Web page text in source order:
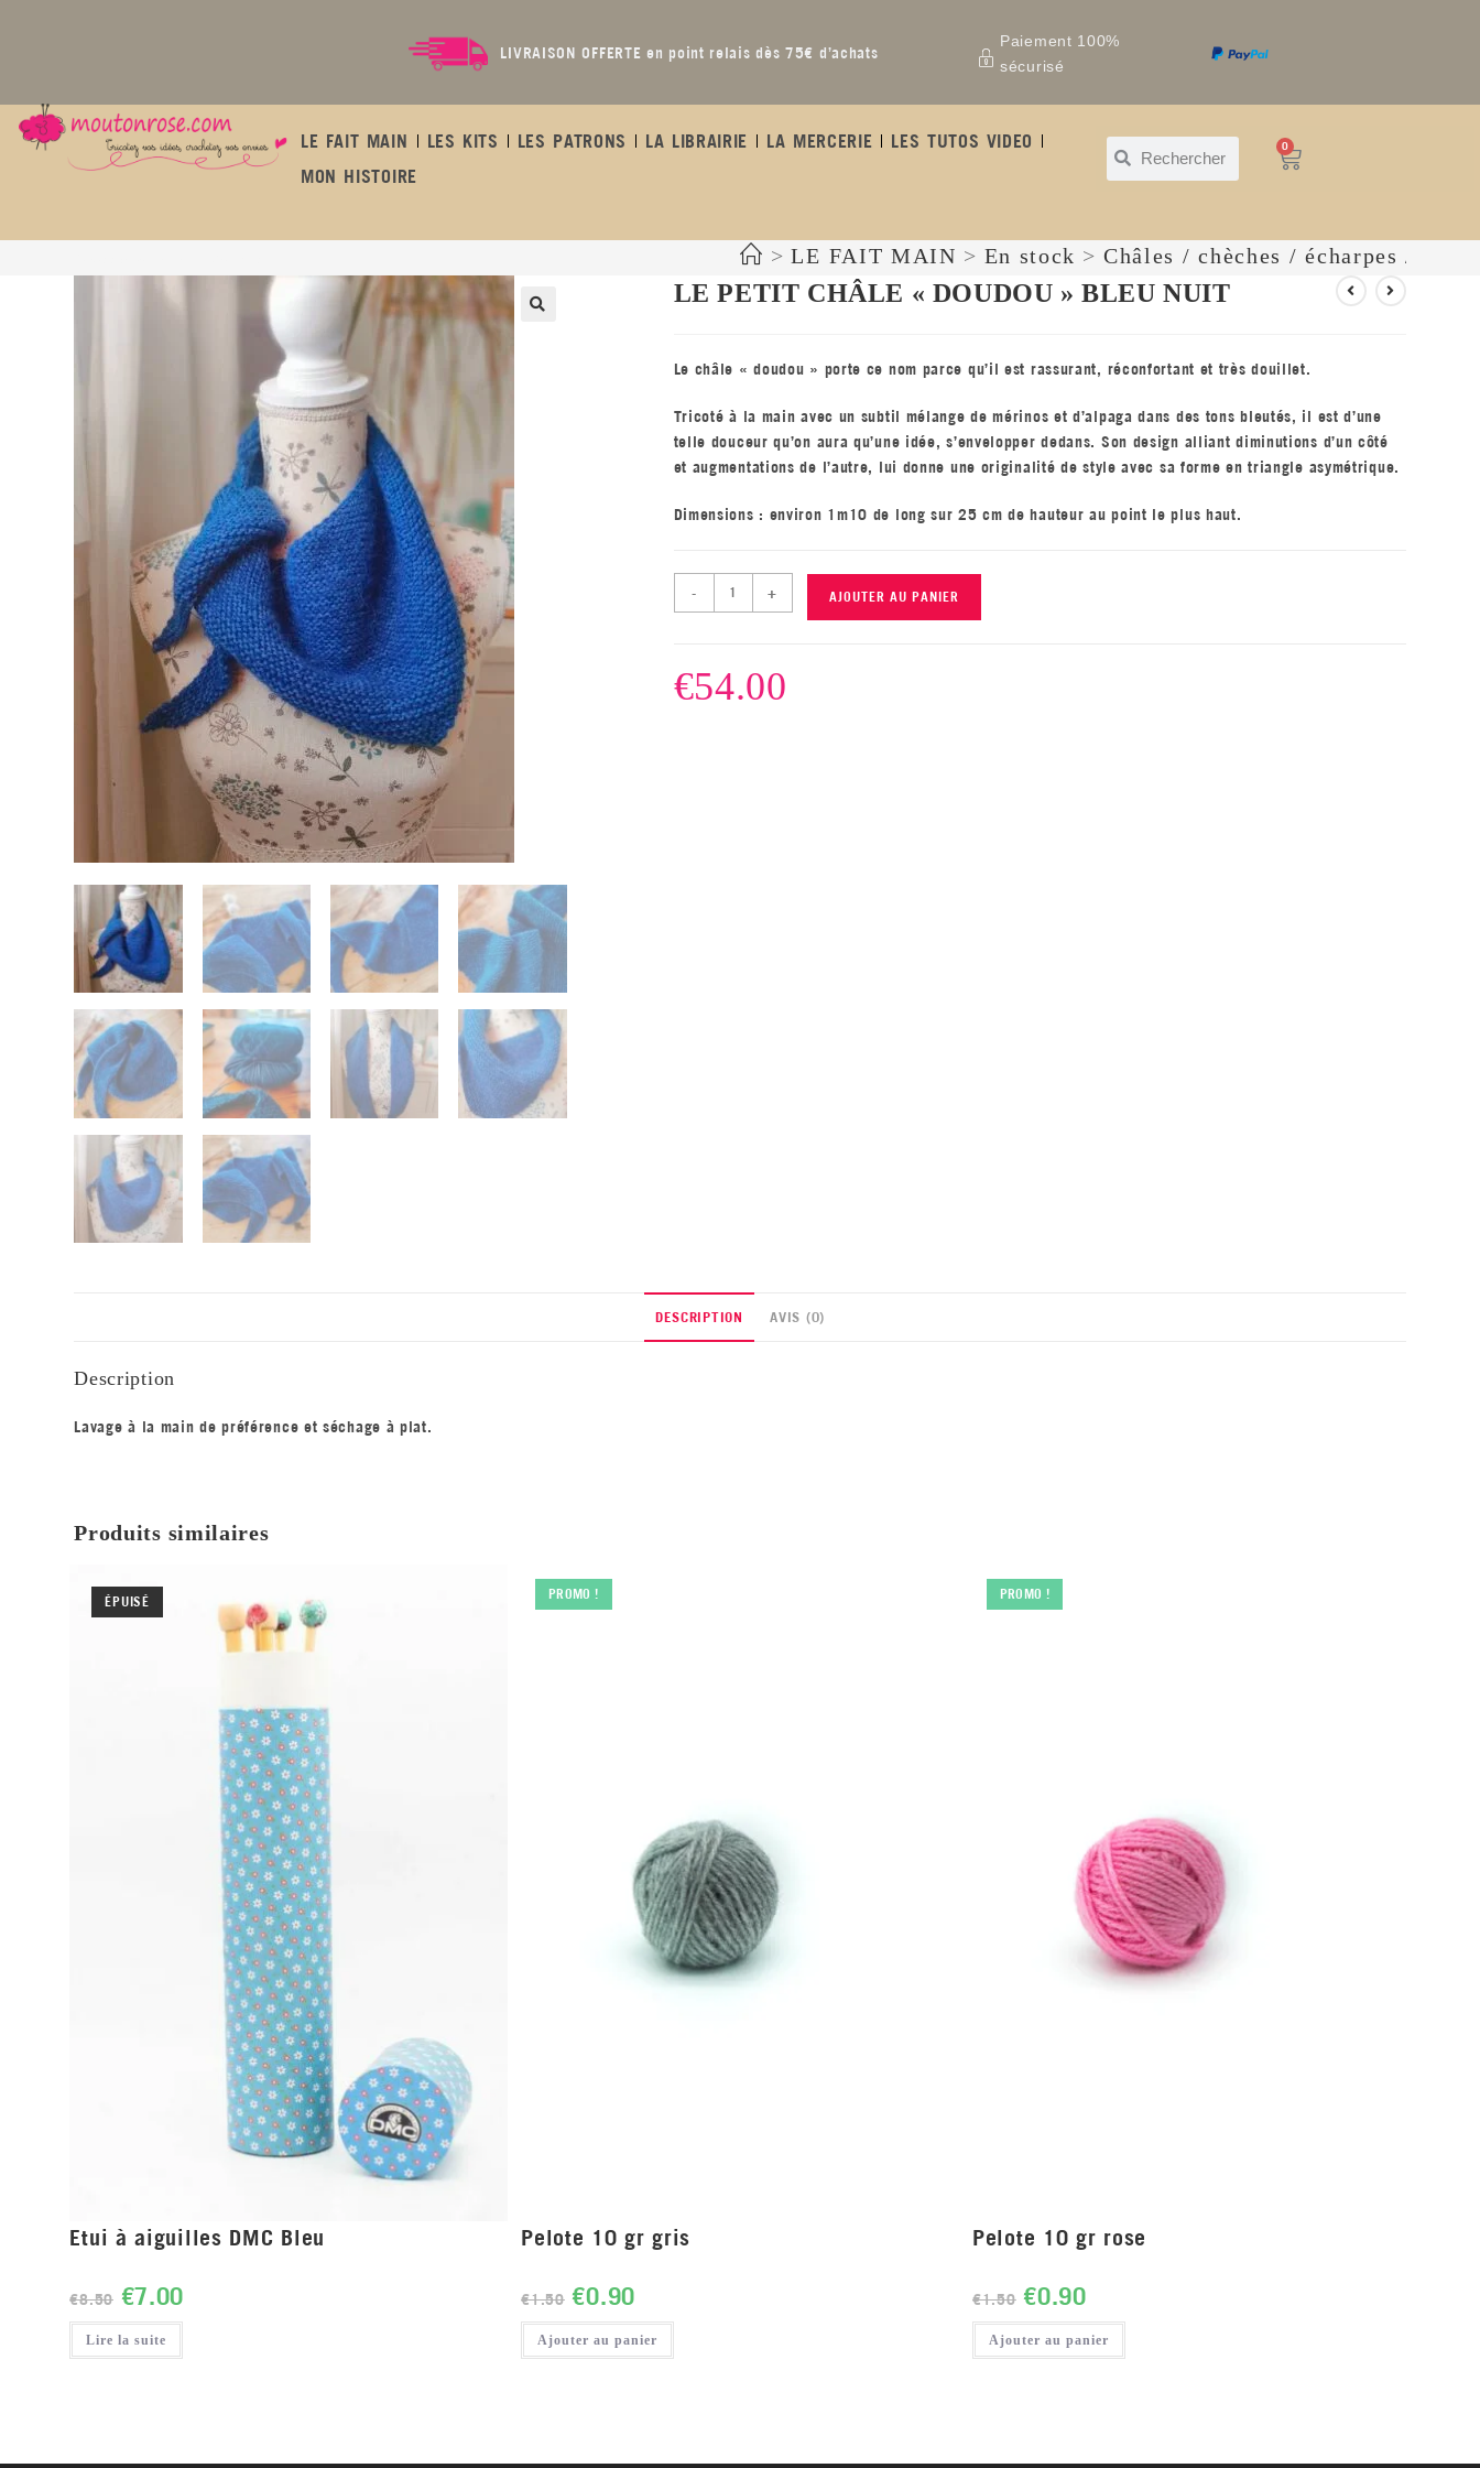
LIVRAISON OFFERTE en point relais dès 75€ d’achats
Paiement 100%
sécurisé
LE FAIT MAIN LES KITS LES PATRONS LA LIBRAIRIE LA MERCERIE
LES TUTOS VIDEO
MON HISTOIRE
0
> LE FAIT MAIN > En stock > Châles / chèches / écharpes /
LE PETIT CHÂLE « DOUDOU » BLEU NUIT
Le châle « doudou » porte ce nom parce qu’il est rassurant, réconfortant et très douillet.
Tricoté à la main avec un subtil mélange de mérinos et d’alpaga dans des tons bleutés, il est d’une
telle douceur qu’on aura qu’une idée, s’envelopper dedans. Son design alliant diminutions d’un côté
et augmentations de l’autre, lui donne une originalité de style avec sa forme en triangle asymétrique.
Dimensions : environ 1m10 de long sur 25 cm de hauteur au point le plus haut.
- + AJOUTER AU PANIER
€54.00
DESCRIPTION AVIS (0)
Description
Lavage à la main de préférence et séchage à plat.
Produits similaires
ÉPUISÉ
Etui à aiguilles DMC Bleu
€8.50 €7.00
Lire la suite
PROMO !
Pelote 10 gr gris
€1.50 €0.90
Ajouter au panier
PROMO !
Pelote 10 gr rose
€1.50 €0.90
Ajouter au panier